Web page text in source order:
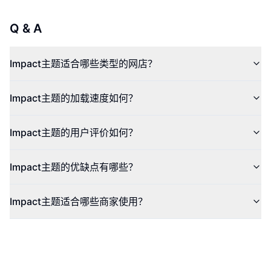
Q & A
Impact主题适合哪些类型的网店？
Impact主题的加载速度如何？
Impact主题的用户评价如何？
Impact主题的优缺点有哪些？
Impact主题适合哪些商家使用？